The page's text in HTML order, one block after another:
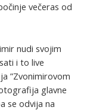
večeras od
nudi svojim
i to live
”Zvonimirovom
glavne
se odvija na